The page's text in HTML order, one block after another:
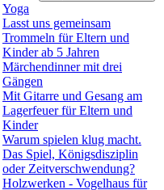
Yoga
Lasst uns gemeinsam
Trommeln für Eltern und
Kinder ab 5 Jahren
Märchendinner mit drei
Gängen
Mit Gitarre und Gesang am
Lagerfeuer für Eltern und
Kinder
Warum spielen klug macht.
Das Spiel, Königsdisziplin
oder Zeitverschwendung?
Holzwerken - Vogelhaus für